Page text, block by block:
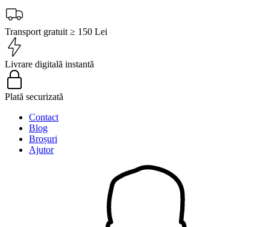
Transport gratuit ≥ 150 Lei
Livrare digitală instantă
Plată securizată
Contact
Blog
Broșuri
Ajutor